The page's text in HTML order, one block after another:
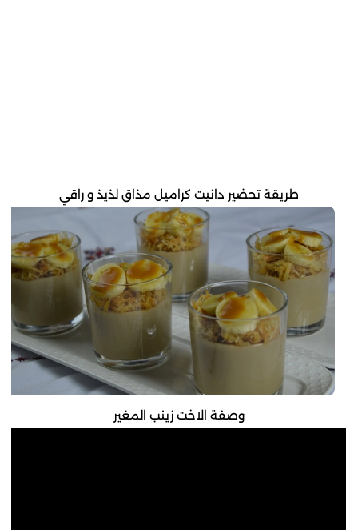
طريقة تحضير دانيت كراميل مذاق لذيذ و راقي
وصفة الاخت زينب المغير